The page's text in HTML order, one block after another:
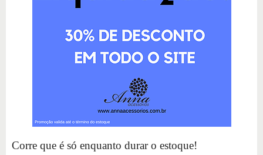
Corre que é só enquanto durar o estoque!